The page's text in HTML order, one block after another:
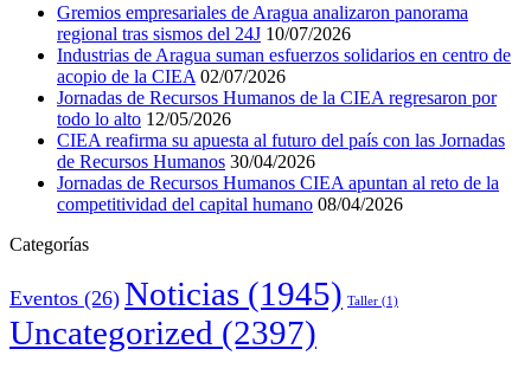
Gremios empresariales de Aragua analizaron panorama
regional tras sismos del 24J 10/07/2026
Industrias de Aragua suman esfuerzos solidarios en centro de
acopio de la CIEA 02/07/2026
Jornadas de Recursos Humanos de la CIEA regresaron por
todo lo alto 12/05/2026
CIEA reafirma su apuesta al futuro del país con las Jornadas
de Recursos Humanos 30/04/2026
Jornadas de Recursos Humanos CIEA apuntan al reto de la
competitividad del capital humano 08/04/2026
Categorías
Eventos (26) Noticias (1945) Taller (1)
Uncategorized (2397)